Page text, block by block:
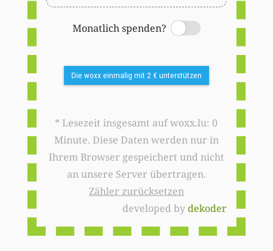
Monatlich spenden?
Switch
Die woxx einmalig mit 2 € unterstützen
* Lesezeit insgesamt auf woxx.lu: 0
Minute. Diese Daten werden nur in
Ihrem Browser gespeichert und nicht
an unsere Server übertragen.
Zähler zurücksetzen
developed bydekoder